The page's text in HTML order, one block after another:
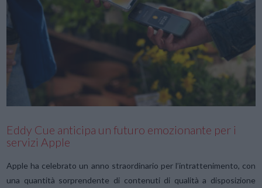
VIEW POST
Eddy Cue anticipa un futuro emozionante per i
servizi Apple
Apple ha celebrato un anno straordinario per l’intrattenimento, con
una quantità sorprendente di contenuti di qualità a disposizione